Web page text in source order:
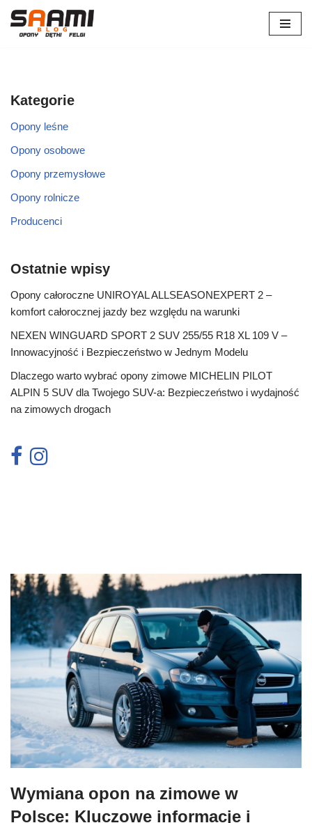
Przejdź
Kategorie
Opony leśne
Opony osobowe
Opony przemysłowe
Opony rolnicze
Producenci
Ostatnie wpisy
Opony całoroczne UNIROYAL ALLSEASONEXPERT 2 –
komfort całorocznej jazdy bez względu na warunki
NEXEN WINGUARD SPORT 2 SUV 255/55 R18 XL 109 V –
Innowacyjność i Bezpieczeństwo w Jednym Modelu
Dlaczego warto wybrać opony zimowe MICHELIN PILOT
ALPIN 5 SUV dla Twojego SUV-a: Bezpieczeństwo i wydajność
na zimowych drogach
Wymiana opon na zimowe w
Polsce: Kluczowe informacje i